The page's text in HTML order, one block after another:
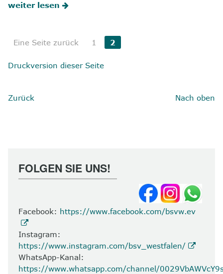
weiter lesen
Eine Seite zurück 1 2
Druckversion dieser Seite
Zurück Nach oben
FOLGEN SIE UNS!
Facebook: https://www.facebook.com/bsvw.ev
Instagram:
https://www.instagram.com/bsv_westfalen/
WhatsApp-Kanal:
https://www.whatsapp.com/channel/